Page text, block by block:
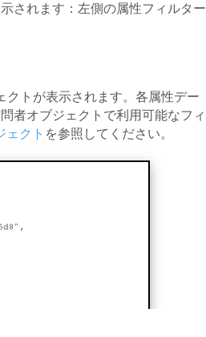
されます：左側の属性フィルター
クトが表示されます。各属性デー
者オブジェクトで利用可能なフィ
ェクト を参照してください。